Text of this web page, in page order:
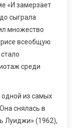
«И замерзает
сыграла
множество
всеобщую
среди
из самых
снялась в
Луиджи» (1962),